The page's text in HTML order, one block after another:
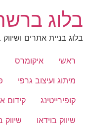
לתוכן
בלוג
בלוג בניית אתרים
ראשי איקומרס
מיתוג ועיצוב גרפי
קופירייטינג
קידום
שיווק בוידאו
שיווק